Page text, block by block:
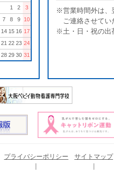
1
2
3
7 8 9
10
14 15 16 17
21 22 23 24
28 29 30 31
※営業時間外は、
ご連絡させてい
※土・日・祝の出
プライバシーポリシー サイトマップ